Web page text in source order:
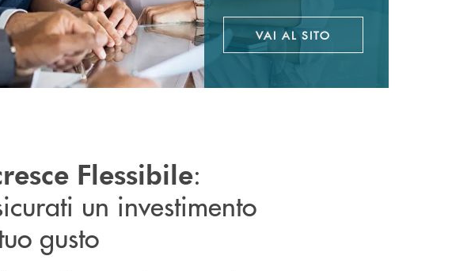
VAI AL SITOAPRE UNA NUOVA
Flessibile:
un investimento
gusto